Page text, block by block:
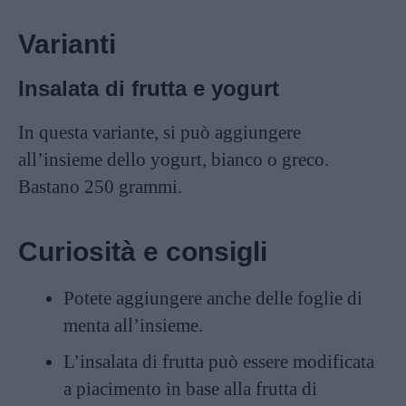
Varianti
Insalata di frutta e yogurt
In questa variante, si può aggiungere
all’insieme dello yogurt, bianco o greco.
Bastano 250 grammi.
Curiosità e consigli
Potete aggiungere anche delle foglie di
menta all’insieme.
L’insalata di frutta può essere modificata
a piacimento in base alla frutta di